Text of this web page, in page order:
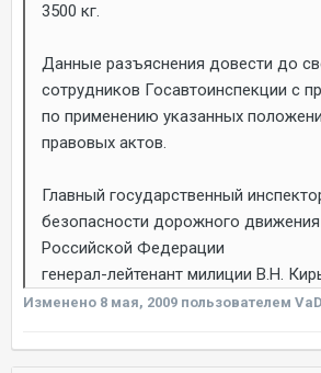
3500 кг.
Данные разъяснения довести до
сотрудников Госавтоинспекции с
по применению указанных
правовых актов.
Главный государственный
безопасности дорожного движения
Российской Федерации
генерал-лейтенант милиции В.Н.
Изменено 8 мая, 2009 пользователем